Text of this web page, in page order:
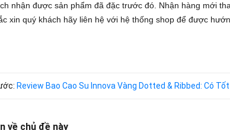
nhận được sản phẩm đã đặc trước đó. Nhận hàng mới
xin quý khách hãy liên hệ với hệ thống shop để được
Review Bao Cao Su Innova Vàng Dotted & Ribbed: Có
về chủ đề này